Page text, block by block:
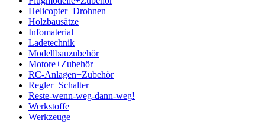
Helicopter+Drohnen
Holzbausätze
Infomaterial
Ladetechnik
Modellbauzubehör
Motore+Zubehör
RC-Anlagen+Zubehör
Regler+Schalter
Reste-wenn-weg-dann-weg!
Werkstoffe
Werkzeuge